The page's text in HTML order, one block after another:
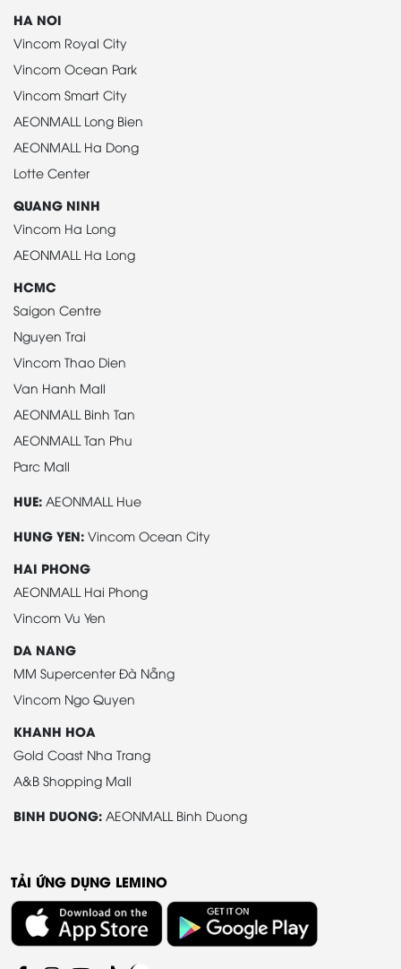
HA NOI
Vincom Royal City
Vincom Ocean Park
Vincom Smart City
AEONMALL Long Bien
AEONMALL Ha Dong
Lotte Center
QUANG NINH
Vincom Ha Long
AEONMALL Ha Long
HCMC
Saigon Centre
Nguyen Trai
Vincom Thao Dien
Van Hanh Mall
AEONMALL Binh Tan
AEONMALL Tan Phu
Parc Mall
HUE: AEONMALL Hue
HUNG YEN: Vincom Ocean City
HAI PHONG
AEONMALL Hai Phong
Vincom Vu Yen
DA NANG
MM Supercenter Đà Nẵng
Vincom Ngo Quyen
KHANH HOA
Gold Coast Nha Trang
A&B Shopping Mall
BINH DUONG: AEONMALL Binh Duong
TẢI ỨNG DỤNG LEMINO